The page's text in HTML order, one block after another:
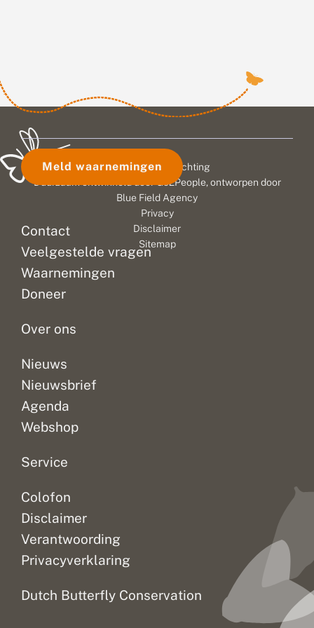
Contact
Veelgestelde vragen
Waarnemingen
Doneer
Over ons
Nieuws
Nieuwsbrief
Agenda
Webshop
Service
Colofon
Disclaimer
Verantwoording
Privacyverklaring
Dutch Butterfly Conservation
Meld waarnemingen
© 2026 Vlinderstichting
Duurzaam ontwikkeld door
Go2People, ontworpen door
Blue Field Agency
Privacy
Disclaimer
Sitemap